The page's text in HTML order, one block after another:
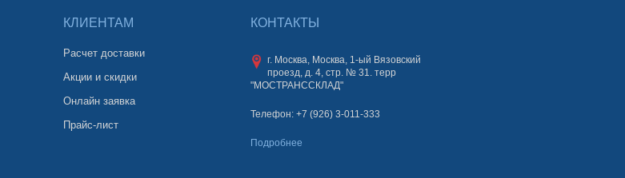
КЛИЕНТАМ
Расчет доставки
Акции и скидки
Онлайн заявка
Прайс-лист
КОНТАКТЫ
г. Москва, Москва, 1-ый Вязовский
проезд, д. 4, стр. № 31. терр
"МОСТРАНССКЛАД"
Телефон: +7 (926) 3-011-333
Подробнее